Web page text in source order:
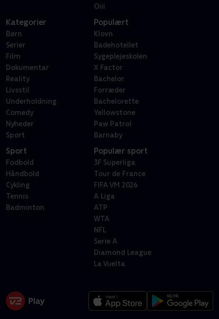
Oiii
Kategorier
Børn
Serier
Film
Dokumentar
Reality
Livsstil
Underholdning
Comedy
Nyheder
Sport
Populært
Klovn
Badehotellet
Sygeplejeskolen
X Factor
Bachelor
Forræder
Bachelorette
Yellowstone
Paw Patrol
Barnaby
Sport
Fodbold
Håndbold
Cykling
Tennis
Badminton
Populær sport
3F Superliga
Tour de France
FIFA VM 2026
A Liga
ATP
WTA
NFL
Serie A
Diamond League
La Vuelta